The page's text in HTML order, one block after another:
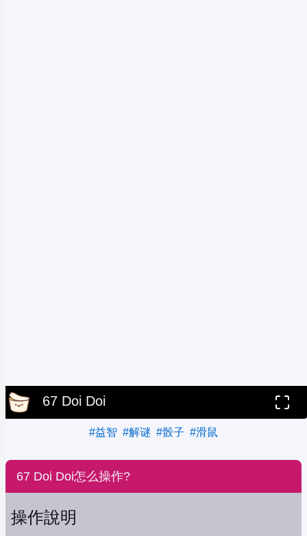
67 Doi Doi
#益智 #解谜 #骰子 #滑鼠
67 Doi Doi怎么操作?
操作說明